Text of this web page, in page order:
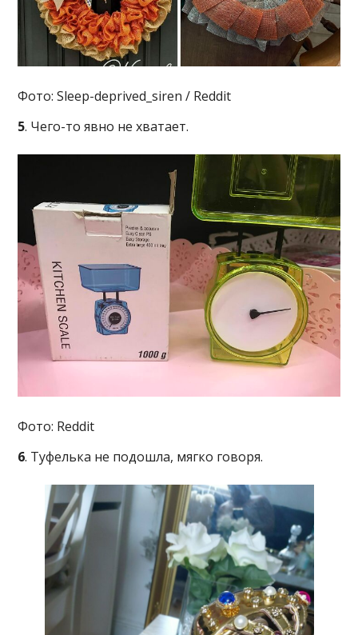
Фото: Sleep-deprived_siren / Reddit
5. Чего-то явно не хватает.
Фото: Reddit
6. Туфелька не подошла, мягко говоря.